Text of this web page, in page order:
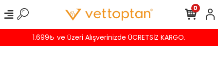
1.699₺ ve Üzeri Alışverinizde ÜCRETSİZ KARGO.
0